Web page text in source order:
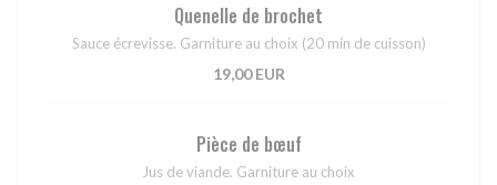
Quenelle de brochet
Sauce écrevisse. Garniture au choix (20 min de cuisson)
19,00 EUR
Pièce de bœuf
Jus de viande. Garniture au choix